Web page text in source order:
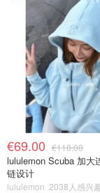
€69.00 €118.00
lululemon Scuba 加大
链设计
lululemon 2038人感兴